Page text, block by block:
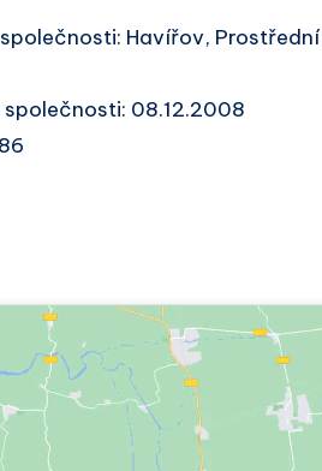
Havířov,
společnosti: 08.12.2008